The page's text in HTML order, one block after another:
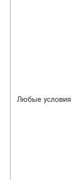
Любые условия